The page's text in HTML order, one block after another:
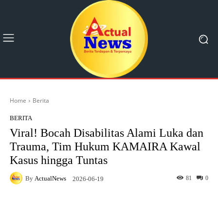
Home Berita
BERITA
Viral! Bocah Disabilitas Alami Luka dan
Trauma, Tim Hukum KAMAIRA Kawal
Kasus hingga Tuntas
By ActualNews 2026-06-19 0
81